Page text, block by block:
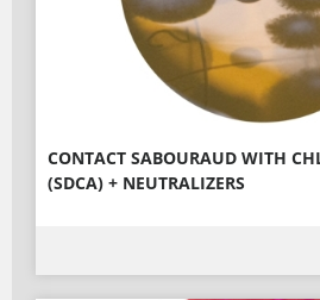
CONTACT SABOURAUD WITH
(SDCA) + NEUTRALIZERS